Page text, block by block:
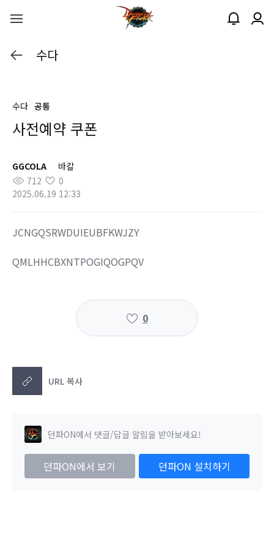
수다
수다 공통
사전예약 쿠폰
GGCOLA
바칼
712
0
2025.06.19 12:33
JCNGQSRWDUIEUBFKWJZY
QMLHHCBXNTPOGIQOGPQV
0
URL 복사
던파ON에서 댓글/답글 알림을 받아보세요!
던파ON에서 보기 던파ON 설치하기